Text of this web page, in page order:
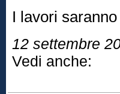
I lavori
12 settembre
Vedi anche: